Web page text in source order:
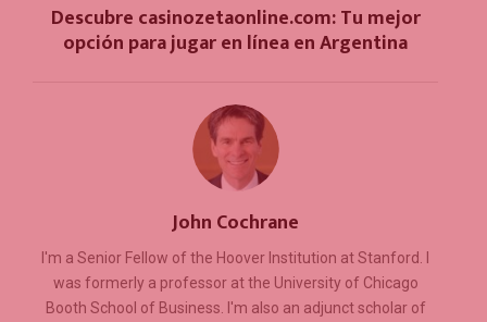
Descubre casinozetaonline.com: Tu mejor
opción para jugar en línea en Argentina
John Cochrane
I'm a Senior Fellow of the Hoover Institution at Stanford. I
was formerly a professor at the University of Chicago
Booth School of Business. I'm also an adjunct scholar of